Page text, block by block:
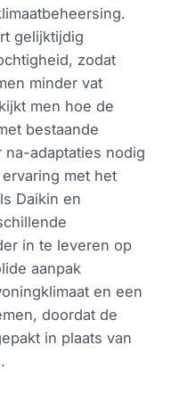
gelijktijdig
zodat
minder vat
men hoe de
bestaande
adaptaties nodig
met het
Daikin en
in te leveren op
aanpak
en een
doordat de
in plaats van